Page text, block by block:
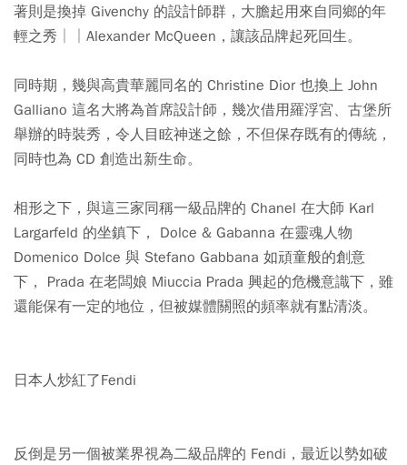
著則是換掉 Givenchy 的設計師群，大膽起用來自同鄉的年
輕之秀││Alexander McQueen，讓該品牌起死回生。
同時期，幾與高貴華麗同名的 Christine Dior 也換上 John
Galliano 這名大將為首席設計師，幾次借用羅浮宮、古堡所
舉辦的時裝秀，令人目眩神迷之餘，不但保存既有的傳統，
同時也為 CD 創造出新生命。
相形之下，與這三家同稱一級品牌的 Chanel 在大師 Karl
Largarfeld 的坐鎮下， Dolce & Gabanna 在靈魂人物
Domenico Dolce 與 Stefano Gabbana 如頑童般的創意
下， Prada 在老闆娘 Miuccia Prada 興起的危機意識下，雖
還能保有一定的地位，但被媒體關照的頻率就有點清淡。
日本人炒紅了Fendi
反倒是另一個被業界視為二級品牌的 Fendi，最近以勢如破